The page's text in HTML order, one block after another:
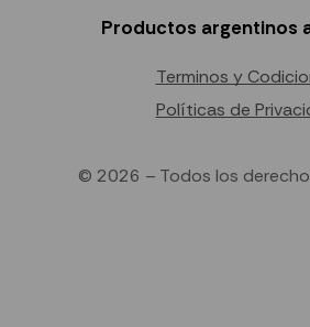
Productos argentinos
Terminos y
Políticas de
© 2026 – Todos los